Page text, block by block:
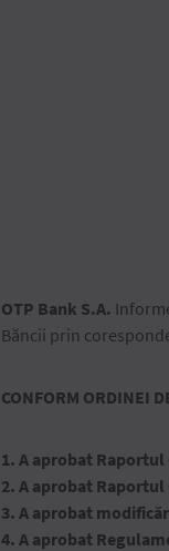
OTP Bank S.A.
Băncii prin
CONFORM ORDINEI
1. A aprobat
2. A aprobat
3. A aprobat
4. A aprobat